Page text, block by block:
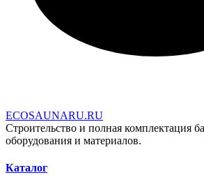
ECOSAUNARU.RU
Строительство и полная комплектация
оборудования и материалов.
Каталог